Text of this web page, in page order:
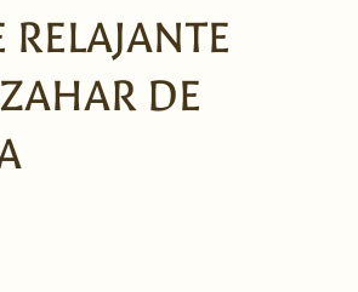
RELAJANTE
DE